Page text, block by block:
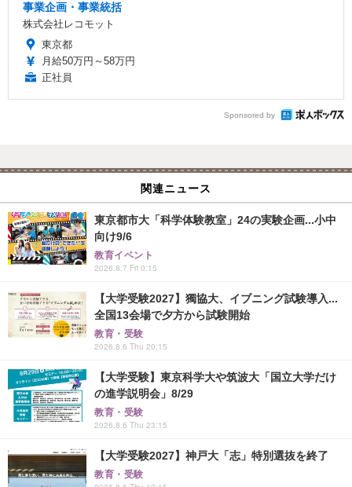
事業企画・事業統括
株式会社レコモット
東京都
月給50万円～58万円
正社員
Sponsored by
関連ニュース
東京都市大「科学体験教室」24の実験企画...小中
向け9/6
教育イベント
2026.8.7 Fri 0:15
【大学受験2027】獨協大、イブニング試験導入...
全国13会場で夕方から試験開始
教育・受験
2026.8.6 Thu 20:15
【大学受験】東京科学大や筑波大「国立大学だけ
の進学説明会」8/29
教育・受験
2026.8.6 Thu 23:15
【大学受験2027】神戸大「志」特別選抜を終了
教育・受験